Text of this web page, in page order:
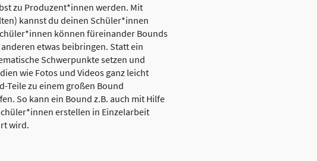
zu Produzent*innen werden. Mit
kannst du deinen Schüler*innen
können füreinander Bounds
etwas beibringen. Statt ein
Schwerpunkte setzen und
wie Fotos und Videos ganz leicht
Teile zu einem großen Bound
So kann ein Bound z.B. auch mit Hilfe
erstellen in Einzelarbeit
wird.